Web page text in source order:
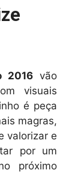
2016 vão
visuais
é peça
magras,
valorizar e
por um
próximo